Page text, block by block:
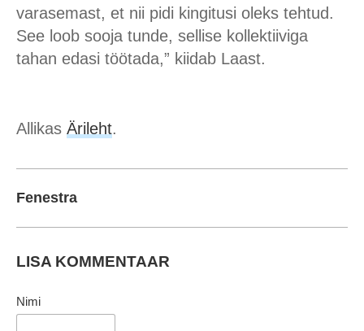
varasemast, et nii pidi kingitusi oleks tehtud.
See loob sooja tunde, sellise kollektiiviga
tahan edasi töötada,” kiidab Laast.
Allikas Ärileht.
Fenestra
LISA KOMMENTAAR
Nimi